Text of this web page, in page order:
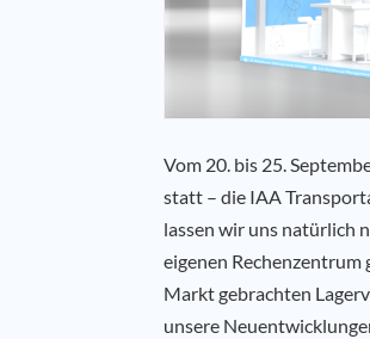
Vom 20. bis 25.
statt – die IAA
lassen wir uns natürlich
eigenen Rechenzentrum
Markt gebrachten
unsere